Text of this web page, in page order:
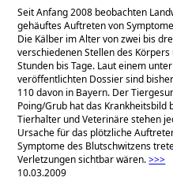
Seit Anfang 2008 beobachten
gehäuftes Auftreten von
Die Kälber im Alter von zwei bis
verschiedenen Stellen des
Stunden bis Tage. Laut einem
veröffentlichten Dossier sind
110 davon in Bayern. Der
Poing/Grub hat das
Tierhalter und Veterinäre stehen
Ursache für das plötzliche
Symptome des Blutschwitzens
Verletzungen sichtbar wären.>>>
10.03.2009